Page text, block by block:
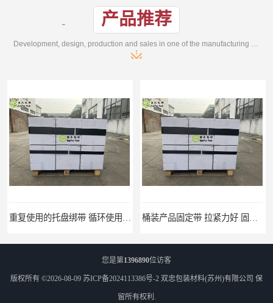
产品推荐
桶装产品固定带 拉紧力好 固永包材 托盘运输网兜 固永包材
您是第1396890位访客
版权所有 ©2026-08-09 苏ICP备2024113386号-2 双忠包装材料(苏州)有限公司 保
留所有权利.